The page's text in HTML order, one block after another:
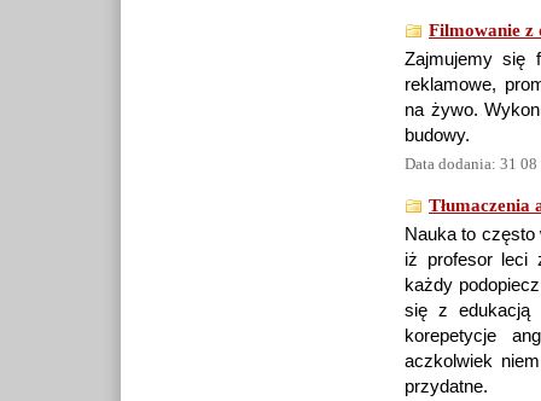
Filmowanie z
Zajmujemy się
reklamowe,
na żywo.
budowy.
Data dodania: 31
Tłumaczenia
Nauka to często
iż profesor leci
każdy
się z edukacją
korepetycje
aczkolwiek
przydatne.